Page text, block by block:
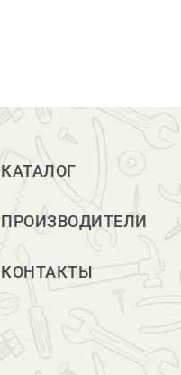
КАТАЛОГ
ПРОИЗВОДИТЕЛИ
КОНТАКТЫ